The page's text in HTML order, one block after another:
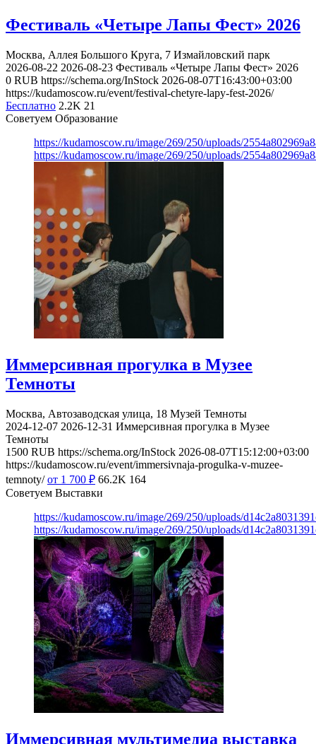
Фестиваль «Четыре Лапы Фест» 2026
Москва, Аллея Большого Круга, 7 Измайловский парк
2026-08-22 2026-08-23 Фестиваль «Четыре Лапы Фест» 2026
0 RUB https://schema.org/InStock 2026-08-07T16:43:00+03:00
https://kudamoscow.ru/event/festival-chetyre-lapy-fest-2026/
Бесплатно 2.2K 21
Советуем Образование
https://kudamoscow.ru/image/269/250/uploads/
https://kudamoscow.ru/image/269/250/uploads/
Иммерсивная прогулка в Музее
Темноты
Москва, Автозаводская улица, 18 Музей Темноты
2024-12-07 2026-12-31 Иммерсивная прогулка в Музее
Темноты
1500 RUB https://schema.org/InStock 2026-08-07T15:12:00+03:00
https://kudamoscow.ru/event/immersivnaja-progulka-v-muzee-
temnoty/ от 1 700 ₽ 66.2K 164
Советуем Выставки
https://kudamoscow.ru/image/269/250/uploads/
https://kudamoscow.ru/image/269/250/uploads/
Иммерсивная мультимедиа выставка